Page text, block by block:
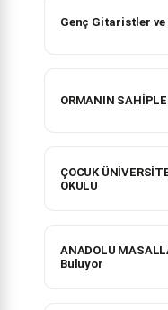
Genç Gitaristler ve
ORMANIN
ÇOCUK
OKULU
ANADOLU
Buluyor